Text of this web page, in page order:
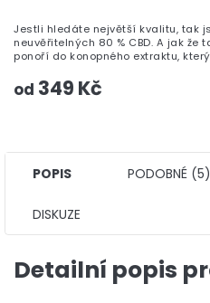
od 349 Kč
Jestli hledáte největší kvalitu, tak
neuvěřitelných 80 % CBD. A jak že
ponoří do konopného extraktu,
POPIS PODOBNÉ (5)
DISKUZE
Detailní popis